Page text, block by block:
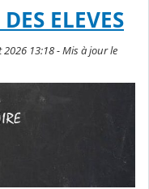
ELEVES
13:18 - Mis à jour le